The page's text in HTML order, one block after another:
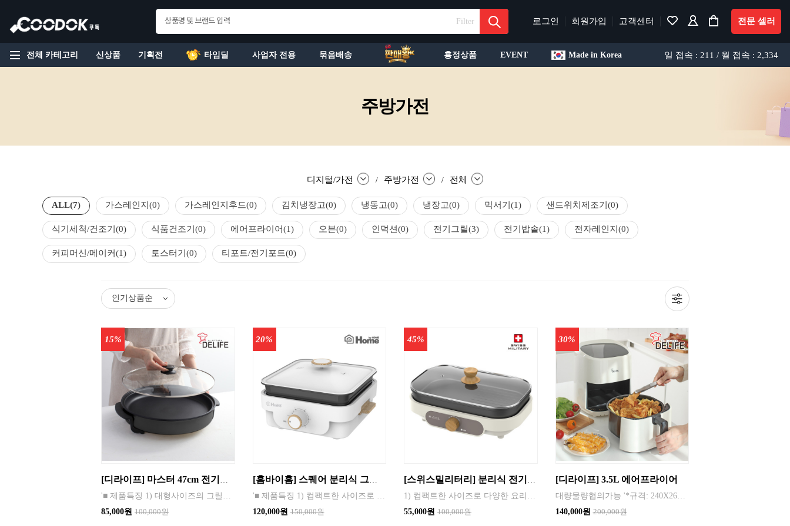
Filter 로그인 회원가입 고객센터 전문 셀러
전체 카테고리 신상품 기획전 타임딜 사업자 전용 묶음배송 흥정상품 EVENT Made in Korea 일 접속 : 211 / 월 접속 : 2,334
주방가전
디지털/가전 / 주방가전 / 전체
ALL(7) 가스레인지 (0) 가스레인지후드(0) 김치냉장고(0) 냉동고(0) 냉장고(0) 믹서기 (1) 샌드위치제조기 (0)
식기세척/건조기 (0) 식품건조기 (0) 에어프라이어(1) 오븐(0) 인덕션(0) 전기그릴(3) 전기밥솥(1) 전자레인지 (0)
커피머신/메이커(1) 토스터기 (0) 티포트/전기포트(0)
15%
85,000원 100,000원
[홈바이홈] 스퀘어 분리식 그릴 전기식 1
20%
120,000원 150,000원
45%
55,000원 100,000원
[디라이프] 3.5L 에어프라이어
대량물량협의가능 '*규격: 240X260X310mm(제품) 310x310x330mm(박스) 3.5L, 약1.9kg *재질: 스테인리스 스틸, 철제(불소수지코팅), 고무제(실리콘) ■ 제품특징 1) 80℃~200℃의 폭넓은 온도 조절기능으로 다양한 요리가 가능.
30%
140,000원 200,000원